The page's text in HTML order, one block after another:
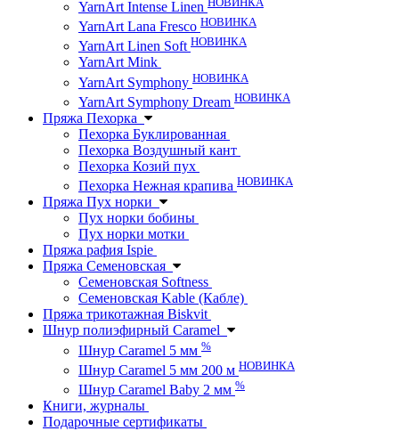
YarnArt Intense Linen
YarnArt Lana Fresco НОВИНКА
YarnArt Linen Soft НОВИНКА
YarnArt Mink
YarnArt Symphony НОВИНКА
YarnArt Symphony Dream НОВИНКА
Пряжа Пехорка
Пехорка Буклированная
Пехорка Воздушный кант
Пехорка Козий пух
Пехорка Нежная крапива НОВИНКА
Пряжа Пух норки
Пух норки бобины
Пух норки мотки
Пряжа рафия Ispie
Пряжа Семеновская
Семеновская Softness
Семеновская Kable (Кабле)
Пряжа трикотажная Biskvit
Шнур полиэфирный Caramel
Шнур Caramel 5 мм %
Шнур Caramel 5 мм 200 м НОВИНКА
Шнур Caramel Baby 2 мм %
Книги, журналы
Подарочные сертификаты